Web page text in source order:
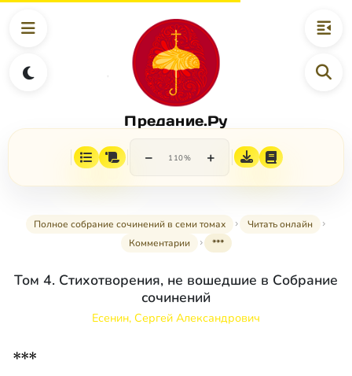
Предание.Ру
− 110% +
Полное собрание сочинений в семи томах
Читать онлайн
Комментарии
***
Том 4. Стихотворения, не вошедшие в Собрание
сочинений
Есенин, Сергей Александрович
***